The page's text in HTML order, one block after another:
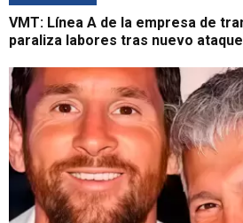
VMT: Línea A de la empresa de
paraliza labores tras nuevo ataque